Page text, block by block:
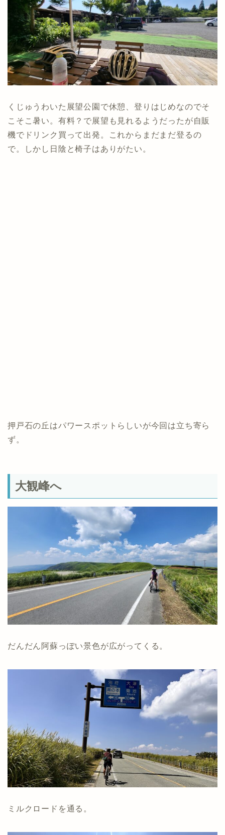
くじゅうわいた展望公園で休憩、登りはじめなのでそ
こそこ暑い。有料？で展望も見れるようだったが自販
機でドリンク買って出発。これからまだまだ登るの
で。しかし日陰と椅子はありがたい。
押戸石の丘はパワースポットらしいが今回は立ち寄ら
ず。
大観峰へ
だんだん阿蘇っぽい景色が広がってくる。
ミルクロードを通る。